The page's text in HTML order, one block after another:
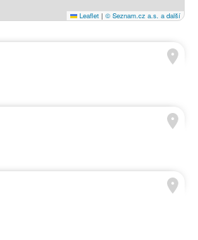
Leaflet | © Seznam.cz a.s. a další